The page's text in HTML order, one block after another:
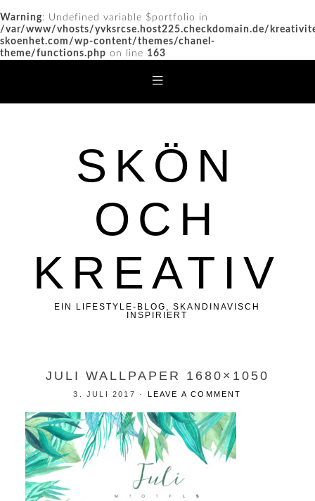
Warning: Undefined variable $portfolio in
/var/www/vhosts/yvksrcse.host225.checkdomain.de/
skoenhet.com/wp-content/themes/chanel-
theme/functions.php on line 163
SKÖN
OCH
KREATIV
EIN LIFESTYLE-BLOG, SKANDINAVISCH
INSPIRIERT
JULI WALLPAPER 1680×1050
3. JULI 2017 · LEAVE A COMMENT